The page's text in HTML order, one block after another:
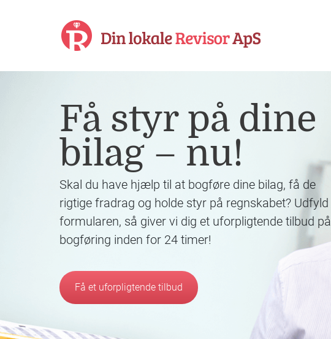
Få styr på dine
bilag – nu!
Skal du have hjælp til at bogføre dine bilag, få de
rigtige fradrag og holde styr på regnskabet? Udfyld
formularen, så giver vi dig et uforpligtende tilbud på
bogføring inden for 24 timer!
Få et uforpligtende tilbud